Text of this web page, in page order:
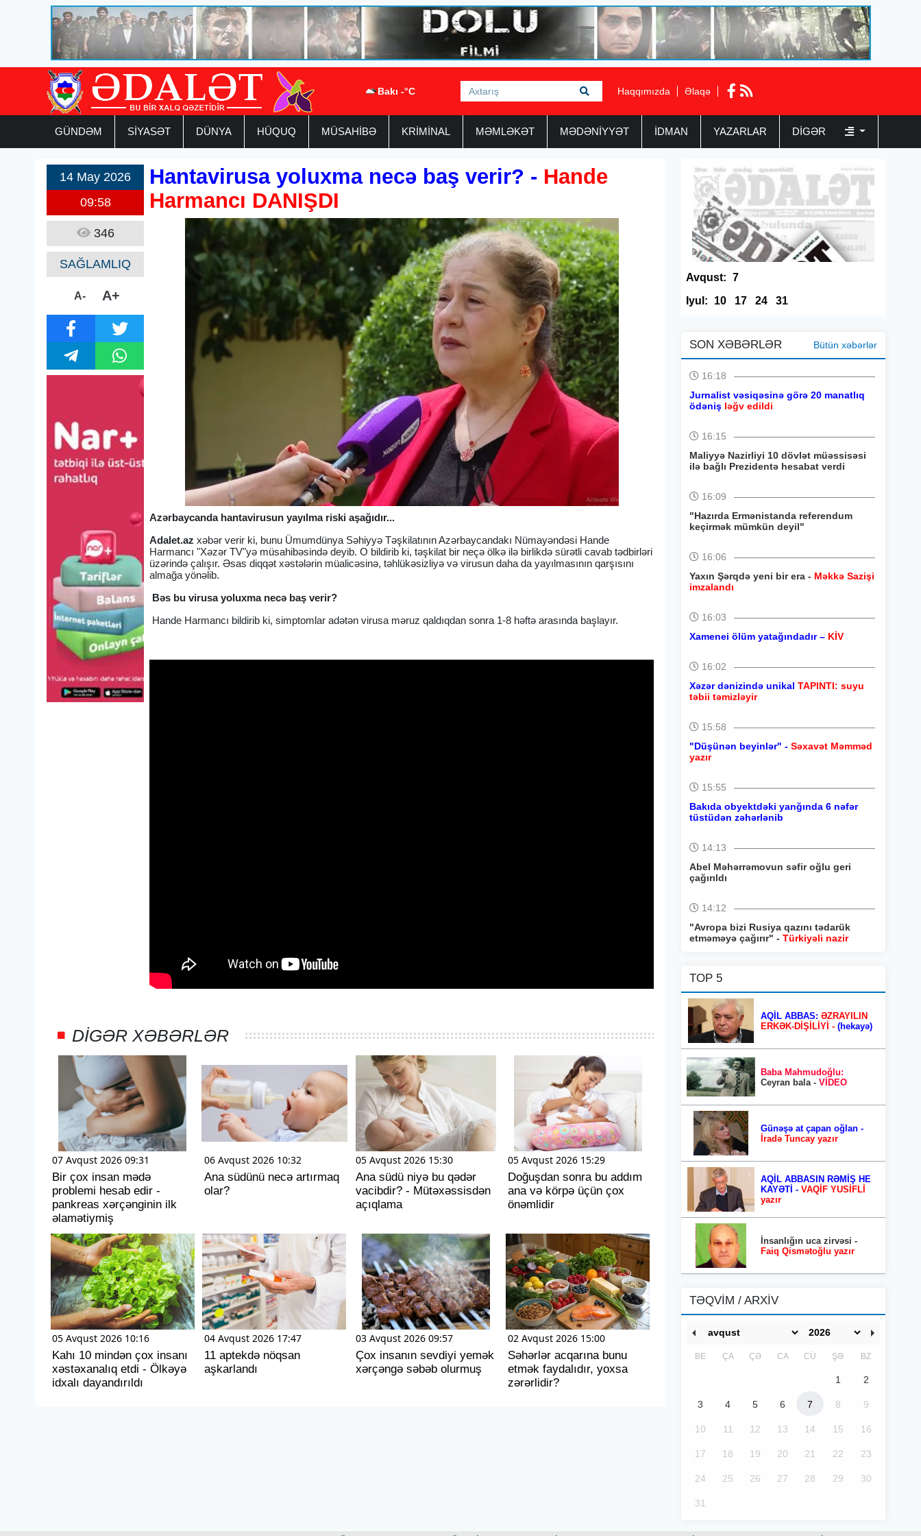
Bakı -°C Haqqımızda Əlaqə
GÜNDƏM SİYASƏT DÜNYA HÜQUQ MÜSAHİBƏ KRİMİNAL MƏMLƏKƏT MƏDƏNİYYƏT İDMAN YAZARLAR DIGƏR
14 May 2026
09:58
346
SAĞLAMLIQ
A- A+
Hantavirusa yoluxma necə baş verir? - Hande
Harmancı DANIŞDI
Azərbaycanda hantavirusun yayılma riski aşağıdır...
Adalet.azxəbər verir ki, bunu Ümumdünya Səhiyyə Təşkilatının Azərbaycandakı Nümayəndəsi Hande
Harmancı "Xəzər TV"yə müsahibəsində deyib. O bildirib ki, təşkilat bir neçə ölkə ilə birlikdə sürətli cavab tədbirləri
üzərində çalışır. Əsas diqqət xəstələrin müalicəsinə, təhlükəsizliyə və virusun daha da yayılmasının qarşısını
almağa yönəlib.
Bəs bu virusa yoluxma necə baş verir?
Hande Harmancı bildirib ki, simptomlar adətən virusa məruz qaldıqdan sonra 1-8 həftə arasında başlayır.
DIGƏR XƏBƏRLƏR
07 Avqust 2026 09:31
Bir çox insan mədə
problemi hesab edir -
pankreas xərçənginin ilk
əlamətiymiş
06 Avqust 2026 10:32
Ana südünü necə artırmaq
olar?
05 Avqust 2026 15:30
Ana südü niyə bu qədər
vacibdir? - Mütəxəssisdən
açıqlama
05 Avqust 2026 15:29
Doğuşdan sonra bu addım
ana və körpə üçün çox
önəmlidir
05 Avqust 2026 10:16
Kahı 10 mindən çox insanı
xəstəxanalıq etdi - Ölkəyə
idxalı dayandırıldı
04 Avqust 2026 17:47
11 aptekdə nöqsan
aşkarlandı
03 Avqust 2026 09:57
Çox insanın sevdiyi yemək
xərçəngə səbəb olurmuş
02 Avqust 2026 15:00
Səhərlər acqarına bunu
etmək faydalıdır, yoxsa
zərərlidir?
Avqust: 7
Iyul:
10 17 24 31
SON XƏBƏRLƏR Bütün xəbərlər
16:18
Jurnalist vəsiqəsinə görə 20 manatlıq
ödəniş ləğv edildi
16:15
Maliyyə Nazirliyi 10 dövlət müəssisəsi
ilə bağlı Prezidentə hesabat verdi
16:09
"Hazırda Ermənistanda referendum
keçirmək mümkün deyil"
16:06
Yaxın Şərqdə yeni bir era - Məkkə Sazişi
imzalandı
16:03
Xamenei ölüm yatağındadır – KİV
16:02
Xəzər dənizində unikal TAPINTI: suyu
təbii təmizləyir
15:58
"Düşünən beyinlər" - Səxavət Məmməd
yazır
15:55
Bakıda obyektdəki yanğında 6 nəfər
tüstüdən zəhərlənib
14:13
Abel Məhərrəmovun səfir oğlu geri
çağırıldı
14:12
"Avropa bizi Rusiya qazını tədarük
etməməyə çağırır" - Türkiyəli nazir
TOP 5
AQİL ABBAS: ƏZRAYILIN
ERKƏK-DİŞİLİYİ - (hekayə)
Baba Mahmudoğlu:
Ceyran bala - VİDEO
Günəşə at çapan oğlan -
İradə Tuncay yazır
AQİL ABBASIN RƏMİŞ HE
KAYƏTİ - VAQİF YUSİFLİ
yazır
İnsanlığın uca zirvəsi -
Faiq Qismətoğlu yazır
TƏQVİM / ARXİV
BE ÇA ÇƏ CA CÜ ŞƏ BZ
1 2
3 4 5 6 7 8 9
10 11 12 13 14 15 16
17 18 19 20 21 22 23
24 25 26 27 28 29 30
31